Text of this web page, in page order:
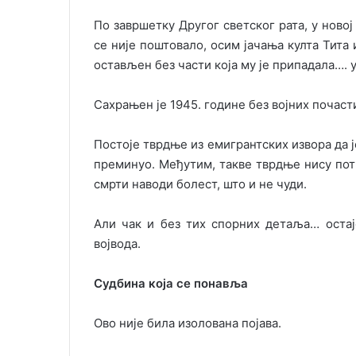
По завршетку Другог светског рата, у
се није поштовало, осим јачања култа
остављен без части која му је
Сахрањен је 1945. године без војних
Постоје тврдње из емигрантских извора
преминуо. Међутим, такве тврдње нису
смрти наводи болест, што и не чуди.
Али чак и без тих спорних детаља…
војвода.
Судбина која се понавља
Ово није била изолована појава.